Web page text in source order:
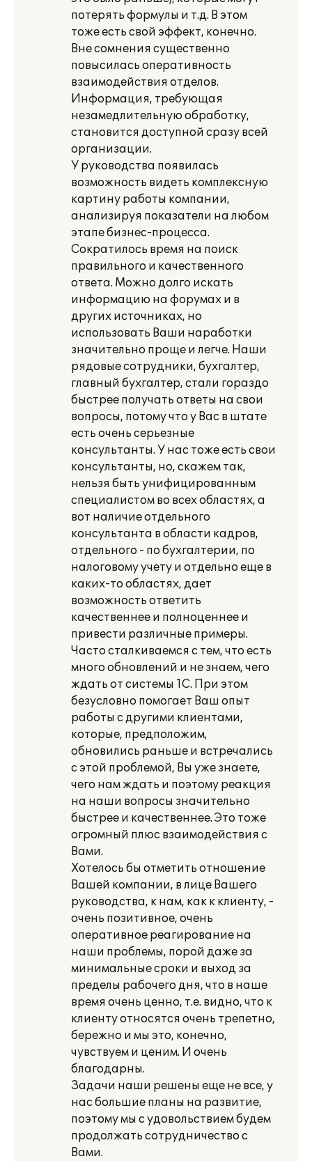
потерять формулы и т.д. В этом
тоже есть свой эффект, конечно.
Вне сомнения существенно
повысилась оперативность
взаимодействия отделов.
Информация, требующая
незамедлительную обработку,
становится доступной сразу всей
организации.
У руководства появилась
возможность видеть комплексную
картину работы компании,
анализируя показатели на любом
этапе бизнес-процесса.
Сократилось время на поиск
правильного и качественного
ответа. Можно долго искать
информацию на форумах и в
других источниках, но
использовать Ваши наработки
значительно проще и легче. Наши
рядовые сотрудники, бухгалтер,
главный бухгалтер, стали гораздо
быстрее получать ответы на свои
вопросы, потому что у Вас в штате
есть очень серьезные
консультанты. У нас тоже есть свои
консультанты, но, скажем так,
нельзя быть унифицированным
специалистом во всех областях, а
вот наличие отдельного
консультанта в области кадров,
отдельного - по бухгалтерии, по
налоговому учету и отдельно еще в
каких-то областях, дает
возможность ответить
качественнее и полноценнее и
привести различные примеры.
Часто сталкиваемся с тем, что есть
много обновлений и не знаем, чего
ждать от системы 1С. При этом
безусловно помогает Ваш опыт
работы с другими клиентами,
которые, предположим,
обновились раньше и встречались
с этой проблемой, Вы уже знаете,
чего нам ждать и поэтому реакция
на наши вопросы значительно
быстрее и качественнее. Это тоже
огромный плюс взаимодействия с
Вами.
Хотелось бы отметить отношение
Вашей компании, в лице Вашего
руководства, к нам, как к клиенту, -
очень позитивное, очень
оперативное реагирование на
наши проблемы, порой даже за
минимальные сроки и выход за
пределы рабочего дня, что в наше
время очень ценно, т.е. видно, что к
клиенту относятся очень трепетно,
бережно и мы это, конечно,
чувствуем и ценим. И очень
благодарны.
Задачи наши решены еще не все, у
нас большие планы на развитие,
поэтому мы с удовольствием будем
продолжать сотрудничество с
Вами.